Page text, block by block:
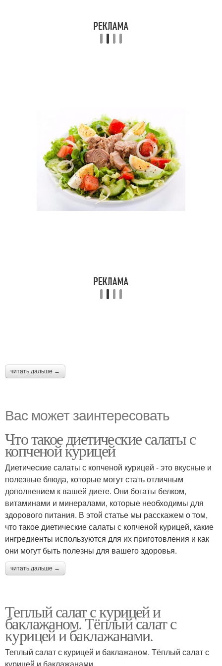
Салаты на праздничный
стол
Японский салат
читать дальше →
Вас может заинтересовать
Что такое диетические салаты с
копченой курицей
Диетические салаты с копченой курицей - это вкусные и
полезные блюда, которые могут стать отличным
дополнением к вашей диете. Они богаты белком,
витаминами и минералами, которые необходимы для
здорового питания. В этой статье мы расскажем о том,
что такое диетические салаты с копченой курицей, какие
ингредиенты используются для их приготовления и как
они могут быть полезны для вашего здоровья.
читать дальше →
Теплый салат с курицей и
баклажаном. Тёплый салат с
курицей и баклажанами.
Теплый салат с курицей и баклажаном. Тёплый салат с
курицей и баклажанами.